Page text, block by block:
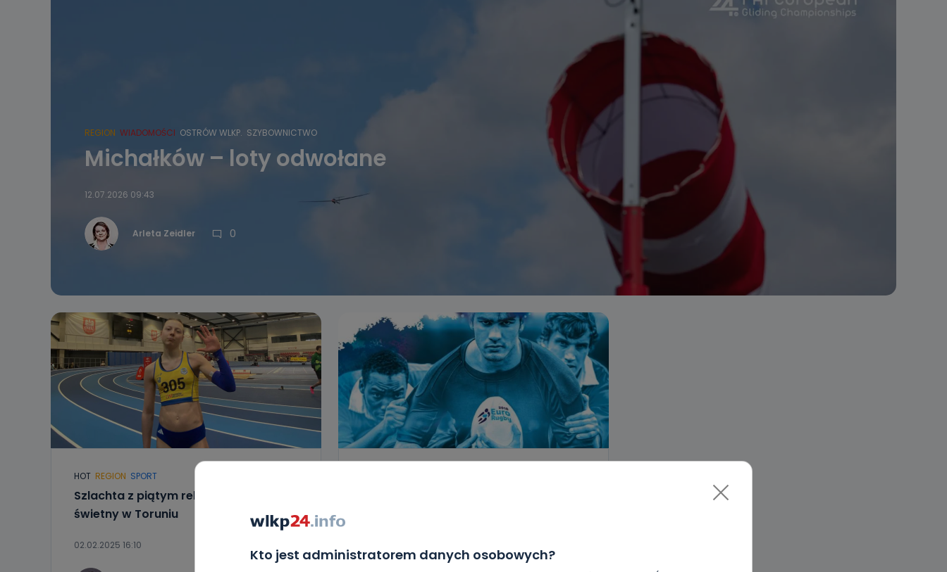
Kto jest administratorem danych osobowych?
REGION WIADOMOŚCI OSTRÓW WLKP. SZYBOWNICTWO
Michałków – loty odwołane
12.07.2026 09:43
Arleta Zeidler 0
HOT REGION SPORT
Szlachta z piątym rekordem! Stal „LA”
świetny w Toruniu
02.02.2025 16:10
11.03.2018 17:12